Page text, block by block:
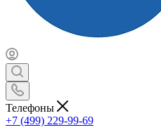
Телефоны
+7 (499) 229-99-69